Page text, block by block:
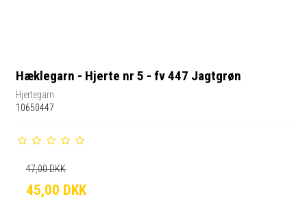
Hæklegarn - Hjerte nr 5 - fv 447 Jagtgrøn
Hjertegarn
10650447
47,00 DKK
45,00 DKK